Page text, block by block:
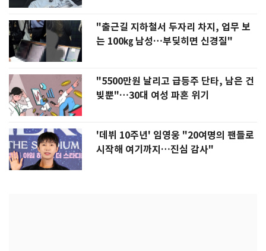
"출근길 지하철서 두자리 차지, 업무 보
는 100㎏ 남성…부딪히면 신경질"
"5500만원 날리고 급등주 단타, 남은 건
빚뿐"…30대 여성 파혼 위기
'데뷔 10주년' 임영웅 "20여명의 팬들로
시작해 여기까지…진심 감사"